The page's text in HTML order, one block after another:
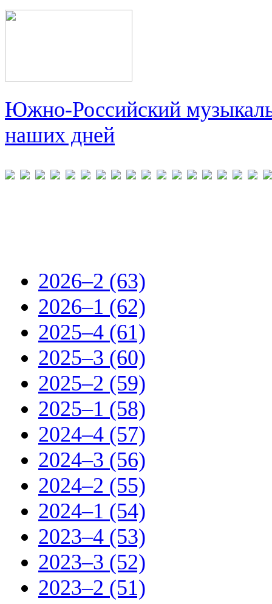
Южно-Российский
наших дней
2026–2 (63)
2026–1 (62)
2025–4 (61)
2025–3 (60)
2025–2 (59)
2025–1 (58)
2024–4 (57)
2024–3 (56)
2024–2 (55)
2024–1 (54)
2023–4 (53)
2023–3 (52)
2023–2 (51)